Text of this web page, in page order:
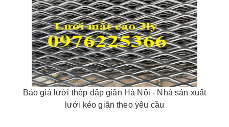
Báo giá lưới thép dập giãn Hà Nội - Nhà sản xuất
lưới kéo giãn theo yêu cầu